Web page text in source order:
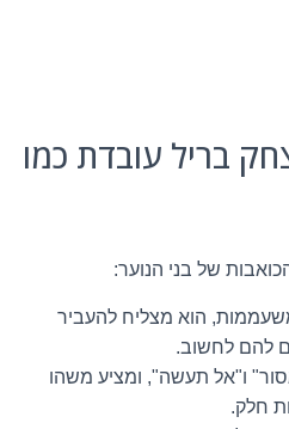
בריל עובדת כמו
של בני הנוער:
הוא מצליח להעביר
להם לחשוב.
ו"אל תעשה", ומציע משהו
חלק.